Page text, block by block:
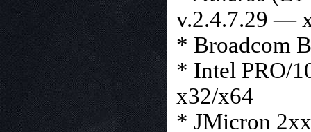
v.2.4.7.29 —
* Broadcom
* Intel PRO/
x32/x64
* JMicron